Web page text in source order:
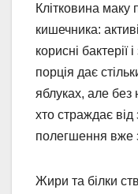
Клітковина маку
кишечника:
корисні бактерії
порція дає
яблуках, але без
хто страждає від
полегшення вже
Жири та білки